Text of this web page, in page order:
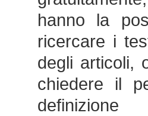
hanno la
ricercare i
degli articoli,
chiedere il